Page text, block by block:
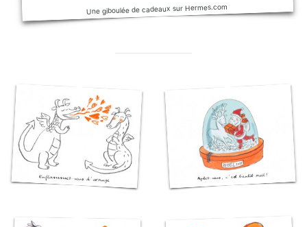
Une giboulée de cadeaux sur Hermes.com